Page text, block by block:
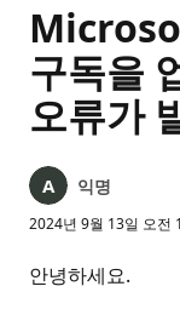
구독을
오류가
익명
2024년 9월 13일 오전
안녕하세요.